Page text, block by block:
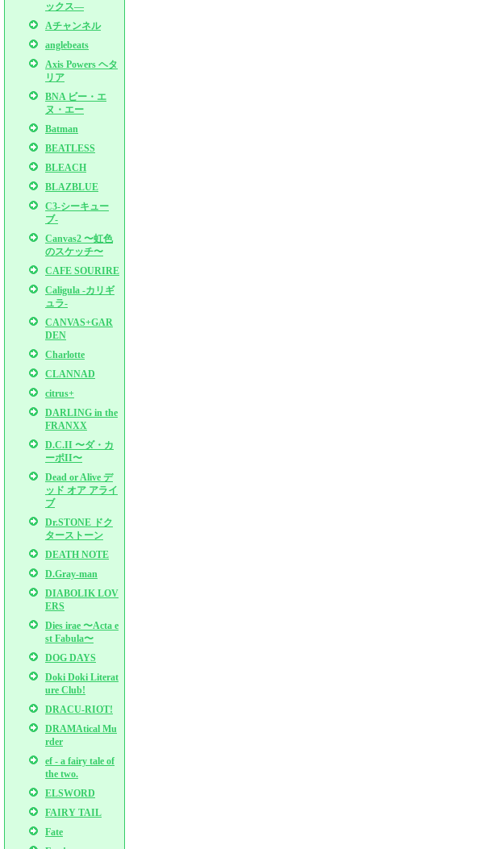
ックス―
Aチャンネル
anglebeats
Axis Powers ヘタ
リア
BNA ビー・エ
ヌ・エー
Batman
BEATLESS
BLEACH
BLAZBLUE
C3-シーキュー
ブ-
Canvas2 〜虹色
のスケッチ〜
CAFE SOURIRE
Caligula -カリギ
ュラ-
CANVAS+GAR
DEN
Charlotte
CLANNAD
citrus+
DARLING in the
FRANXX
D.C.II 〜ダ・カ
ーポII〜
Dead or Alive デ
ッド オア アライ
ブ
Dr.STONE ドク
ターストーン
DEATH NOTE
D.Gray-man
DIABOLIK LOV
ERS
Dies irae 〜Acta e
st Fabula〜
DOG DAYS
Doki Doki Literat
ure Club!
DRACU-RIOT!
DRAMAtical Mu
rder
ef - a fairy tale of
the two.
ELSWORD
FAIRY TAIL
Fate